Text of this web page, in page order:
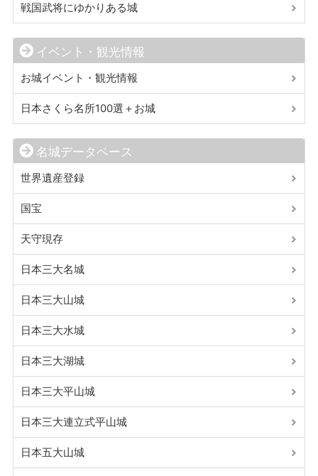
戦国武将にゆかりある城
イベント・観光情報
お城イベント・観光情報
日本さくら名所100選＋お城
名城データベース
世界遺産登録
国宝
天守現存
日本三大名城
日本三大山城
日本三大水城
日本三大湖城
日本三大平山城
日本三大連立式平山城
日本五大山城